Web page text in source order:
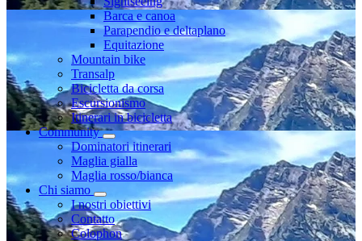
Barca e canoa
Parapendio e deltaplano
Equitazione
Mountain bike
Transalp
Bicicletta da corsa
Escursionismo
Itinerari in bicicletta
Community
Dominatori itinerari
Maglia gialla
Maglia rosso/bianca
Chi siamo
I nostri obiettivi
Contatto
Colophon